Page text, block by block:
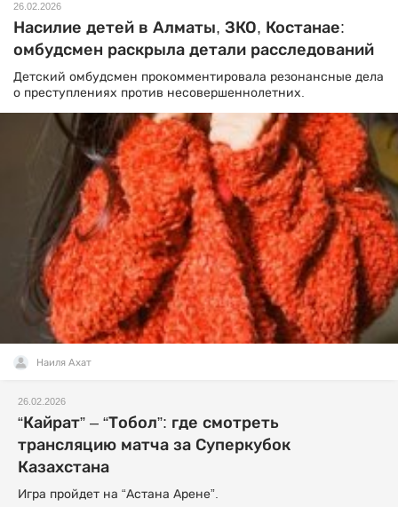
26.02.2026
Насилие детей в Алматы, ЗКО, Костанае:
омбудсмен раскрыла детали расследований
Детский омбудсмен прокомментировала резонансные дела
о преступлениях против несовершеннолетних.
Наиля Ахат
26.02.2026
“Кайрат” – “Тобол”: где смотреть
трансляцию матча за Суперкубок
Казахстана
Игра пройдет на “Астана Арене”.